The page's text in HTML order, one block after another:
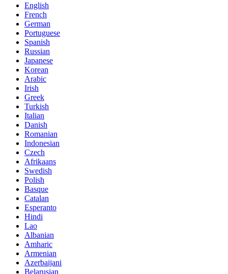
English
French
German
Portuguese
Spanish
Russian
Japanese
Korean
Arabic
Irish
Greek
Turkish
Italian
Danish
Romanian
Indonesian
Czech
Afrikaans
Swedish
Polish
Basque
Catalan
Esperanto
Hindi
Lao
Albanian
Amharic
Armenian
Azerbaijani
Belarusian